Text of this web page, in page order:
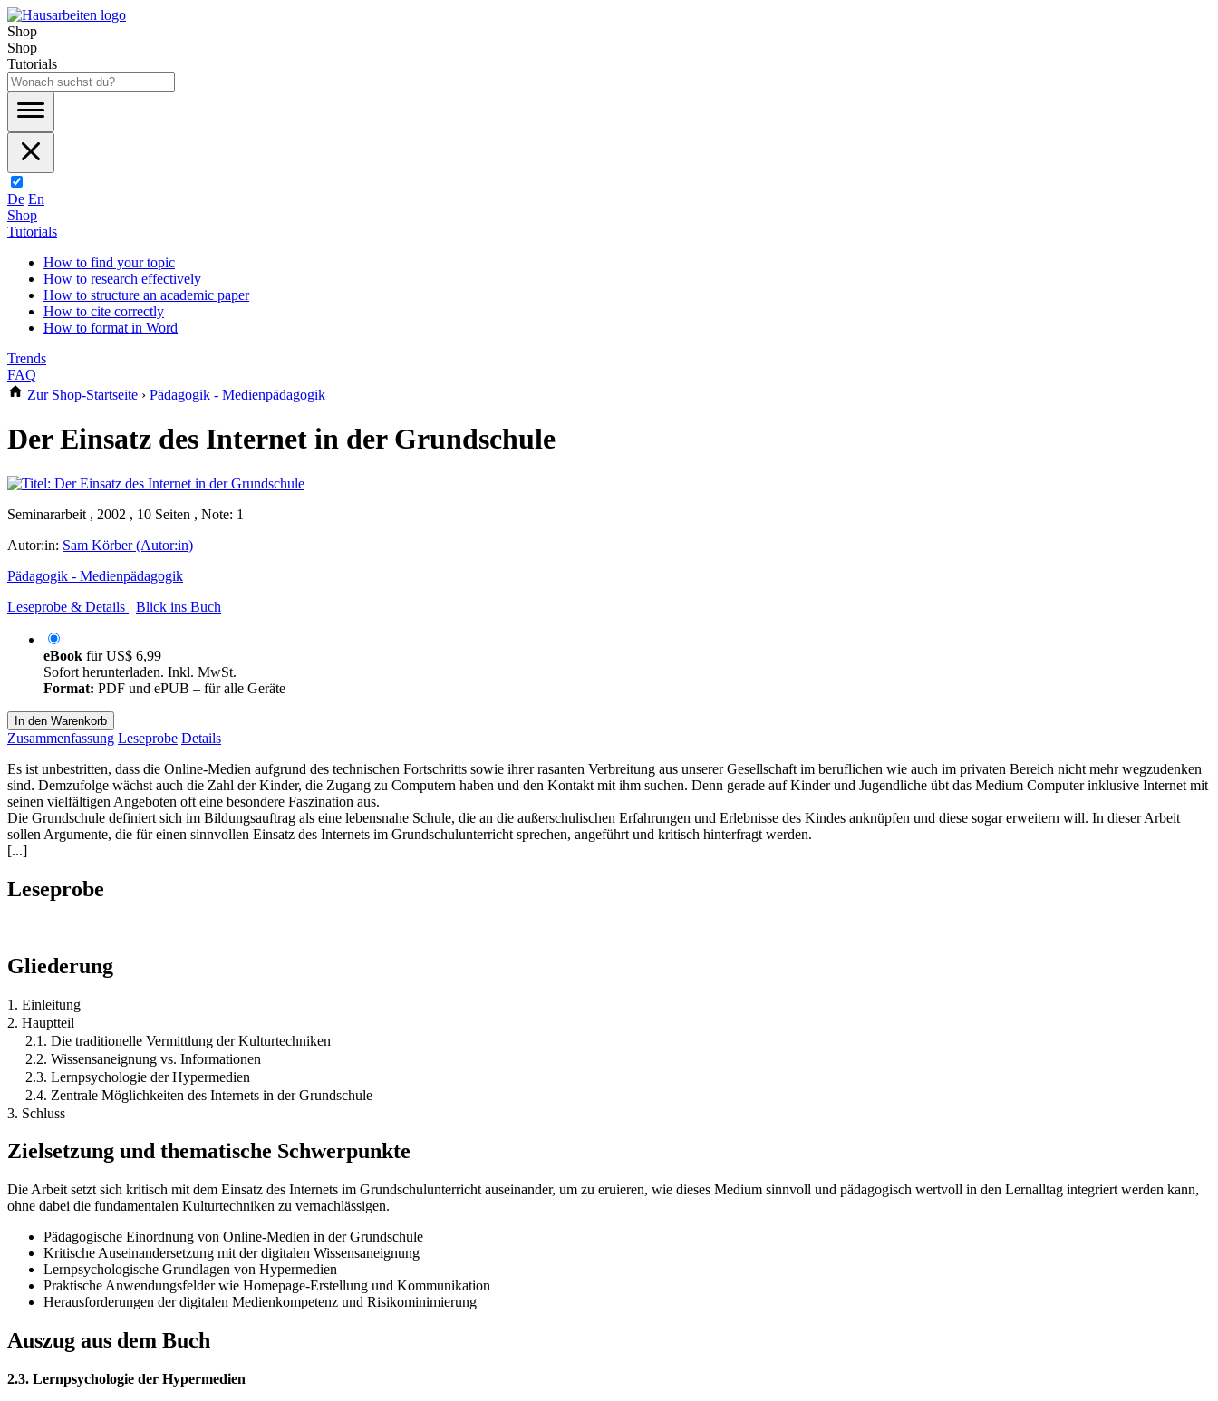
Shop
Shop
Tutorials
De En
Shop
Tutorials
How to find your topic
How to research effectively
How to structure an academic paper
How to cite correctly
How to format in Word
Trends
FAQ
Zur Shop-Startseite › Pädagogik - Medienpädagogik
Der Einsatz des Internet in der Grundschule
Seminararbeit , 2002 , 10 Seiten , Note: 1
Autor:in: Sam Körber (Autor:in)
Pädagogik - Medienpädagogik
Leseprobe & Details
Blick ins Buch
eBook fürUS$ 6,99
Sofort herunterladen. Inkl. MwSt.
Format: PDF und ePUB – für alle Geräte
In den Warenkorb
Zusammenfassung Leseprobe Details
Es ist unbestritten, dass die Online-Medien aufgrund des technischen Fortschritts sowie ihrer rasanten Verbreitung aus unserer Gesellschaft im beruflichen wie auch im privaten Bereich nicht mehr wegzudenken
sind. Demzufolge wächst auch die Zahl der Kinder, die Zugang zu Computern haben und den Kontakt mit ihm suchen. Denn gerade auf Kinder und Jugendliche übt das Medium Computer inklusive Internet mit
seinen vielfältigen Angeboten oft eine besondere Faszination aus.
Die Grundschule definiert sich im Bildungsauftrag als eine lebensnahe Schule, die an die außerschulischen Erfahrungen und Erlebnisse des Kindes anknüpfen und diese sogar erweitern will. In dieser Arbeit
sollen Argumente, die für einen sinnvollen Einsatz des Internets im Grundschulunterricht sprechen, angeführt und kritisch hinterfragt werden.
[...]
Leseprobe
Gliederung
1. Einleitung
2. Hauptteil
2.1. Die traditionelle Vermittlung der Kulturtechniken
2.2. Wissensaneignung vs. Informationen
2.3. Lernpsychologie der Hypermedien
2.4. Zentrale Möglichkeiten des Internets in der Grundschule
3. Schluss
Zielsetzung und thematische Schwerpunkte
Die Arbeit setzt sich kritisch mit dem Einsatz des Internets im Grundschulunterricht auseinander, um zu eruieren, wie dieses Medium sinnvoll und pädagogisch wertvoll in den Lernalltag integriert werden kann,
ohne dabei die fundamentalen Kulturtechniken zu vernachlässigen.
Pädagogische Einordnung von Online-Medien in der Grundschule
Kritische Auseinandersetzung mit der digitalen Wissensaneignung
Lernpsychologische Grundlagen von Hypermedien
Praktische Anwendungsfelder wie Homepage-Erstellung und Kommunikation
Herausforderungen der digitalen Medienkompetenz und Risikominimierung
Auszug aus dem Buch
2.3. Lernpsychologie der Hypermedien